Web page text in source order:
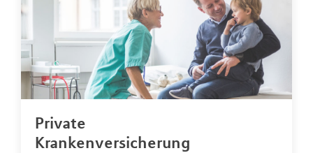
Private
Krankenversicherung